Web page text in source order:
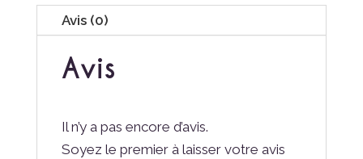
Avis (0)
Avis
Il n’y a pas encore d’avis.
Soyez le premier à laisser votre avis